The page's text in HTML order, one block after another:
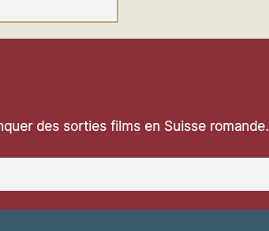
TV
des sorties films en Suisse romande.